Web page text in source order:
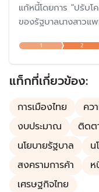
แก้หนี้โดยการ "ปรับโ
ของรัฐบาลนางสาวแ
รัฐบาลก่อนที่เน้นไปที่ห
1 2
แท็กที่เกี่ยวข้อง:
การเมืองไทย คว
งบประมาณ
ติดต
นโยบายรัฐบาล
น
สงครามการค้า
ห
เศรษฐกิจไทย